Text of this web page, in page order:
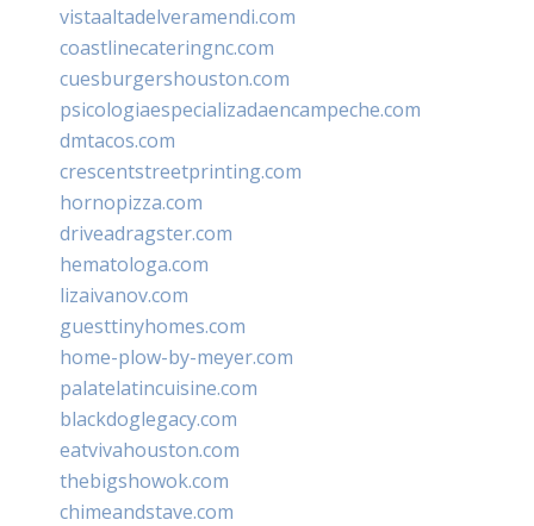
vistaaltadelveramendi.com
coastlinecateringnc.com
cuesburgershouston.com
psicologiaespecializadaencampeche.com
dmtacos.com
crescentstreetprinting.com
hornopizza.com
driveadragster.com
hematologa.com
lizaivanov.com
guesttinyhomes.com
home-plow-by-meyer.com
palatelatincuisine.com
blackdoglegacy.com
eatvivahouston.com
thebigshowok.com
chimeandstave.com